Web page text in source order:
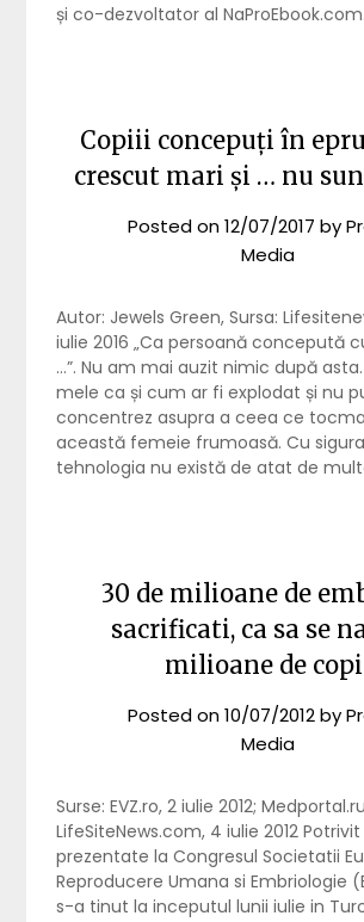
și co-dezvoltator al
Copiii concepuți în
crescut mari și … nu
Posted on12/07/2017 by
Media
Autor: Jewels Green, Sursa:
iulie 2016 „Ca persoană concepută
…”. Nu am mai auzit nimic după
mele ca și cum ar fi explodat și nu
concentrez asupra a ceea ce
această femeie frumoasă. Cu
tehnologia nu există de atat de
30 de milioane de
sacrificati, ca sa se
milioane de
Posted on10/07/2012by
Media
Surse: EVZ.ro, 2 iulie 2012;
LifeSiteNews.com, 4 iulie 2012
prezentate la Congresul Societatii
Reproducere Umana si Embriologie
s-a tinut la inceputul lunii iulie in